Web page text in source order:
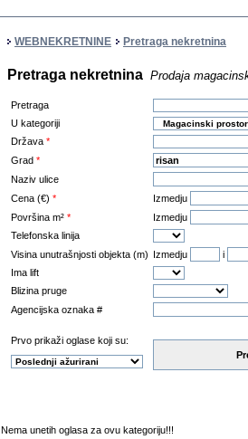
WEBNEKRETNINE Pretraga nekretnina
Pretraga nekretnina Prodaja
Pretraga
U kategoriji
Država *
Grad *
Naziv ulice
Cena (€) *
Izmedju
Površina m² *
Izmedju
Telefonska linija
Visina unutrašnjosti objekta (m)
Izmedju
i
Ima lift
Blizina pruge
Agencijska oznaka #
Prvo prikaži oglase koji su:
Nema unetih oglasa za ovu kategoriju!!!